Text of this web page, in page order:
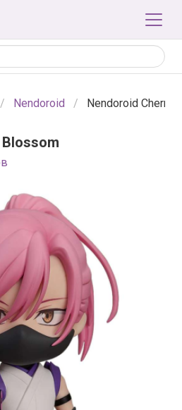
Nendoroid Nendoroid Cherry